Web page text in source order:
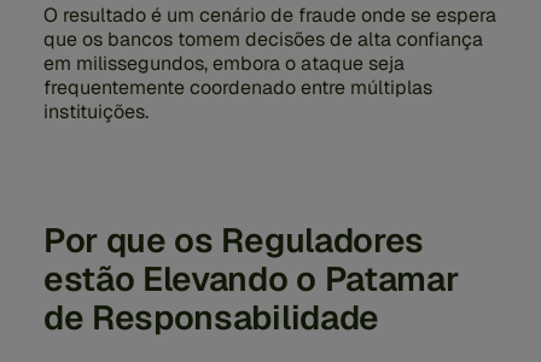
O resultado é um cenário de fraude onde se espera
que os bancos tomem decisões de alta confiança
em milissegundos, embora o ataque seja
frequentemente coordenado entre múltiplas
instituições.
Por que os Reguladores
estão Elevando o Patamar
de Responsabilidade